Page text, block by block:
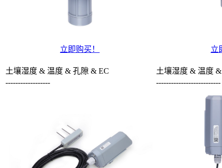
立即购买！ 立
土壤湿度 & 温度 & 孔隙 & EC
土壤湿度 & 温度
------------------
--------------------------